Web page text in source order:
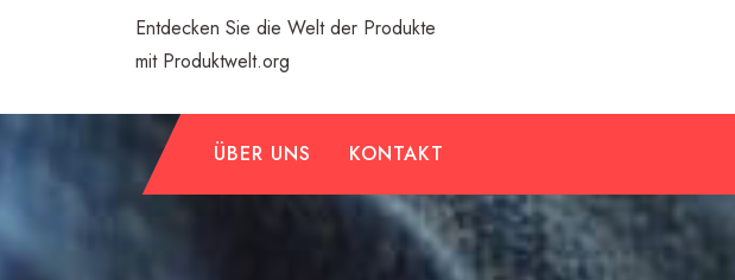
Entdecken Sie die Welt der Produkte
mit Produktwelt.org
ÜBER UNS KONTAKT